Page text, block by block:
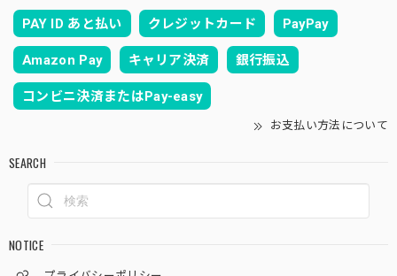
PAY ID あと払い クレジットカード PayPay
Amazon Pay キャリア決済 銀行振込
コンビニ決済またはPay-easy
お支払い方法について
SEARCH
NOTICE